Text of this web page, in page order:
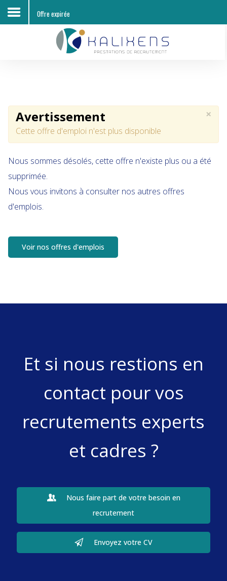
Entreprises
Candidats
Offres d'emploi
Contacts
Offre expirée
×
Avertissement
Cette offre d'emploi n'est plus disponible
Nous sommes désolés, cette offre n'existe plus ou a été
supprimée.
Nous vous invitons à consulter nos autres offres
d'emplois.
Voir nos offres d'emplois
Et si nous restions en
contact pour vos
recrutements experts
et cadres ?
Nous faire part de votre besoin en
recrutement
Envoyez votre CV